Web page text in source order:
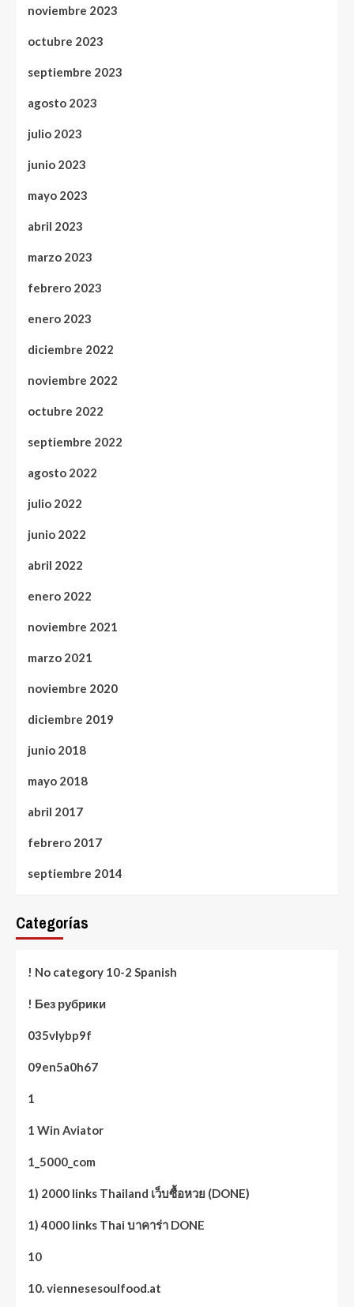
noviembre 2023
octubre 2023
septiembre 2023
agosto 2023
julio 2023
junio 2023
mayo 2023
abril 2023
marzo 2023
febrero 2023
enero 2023
diciembre 2022
noviembre 2022
octubre 2022
septiembre 2022
agosto 2022
julio 2022
junio 2022
abril 2022
enero 2022
noviembre 2021
marzo 2021
noviembre 2020
diciembre 2019
junio 2018
mayo 2018
abril 2017
febrero 2017
septiembre 2014
Categorías
! No category 10-2 Spanish
! Без рубрики
035vlybp9f
09en5a0h67
1
1 Win Aviator
1_5000_com
1) 2000 links Thailand เว็บซื้อหวย (DONE)
1) 4000 links Thai บาคาร่า DONE
10
10. viennesesoulfood.at